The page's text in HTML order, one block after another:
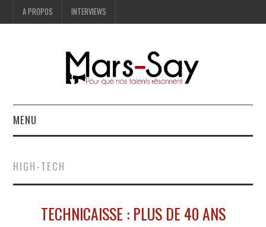
A PROPOS INTERVIEWS
MENU
LIFESTYLE
HIGH-TECH
TECHNICAISSE : PLUS DE 40 ANS